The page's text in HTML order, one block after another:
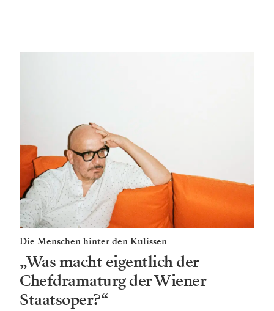
Die Menschen hinter den Kulissen
„Was macht eigentlich der
Chefdramaturg der Wiener
Staatsoper?“